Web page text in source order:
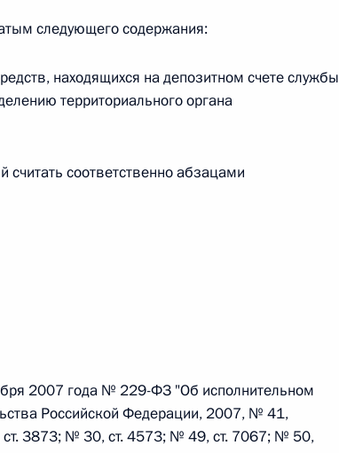
г. № 266-ФЗ
Федерации «О защите прав потребителей»
г. № 245-ФЗ
Российской Федерации и Правительством
деятельности с драгоценными металлами,
следующего содержания:
находящихся на депозитном счете службы
территориального органа
соответственно абзацами
2007 года № 229-ФЗ "Об исполнительном
Российской Федерации, 2007, № 41,
3873; № 30, ст. 4573; № 49, ст. 7067; № 50,